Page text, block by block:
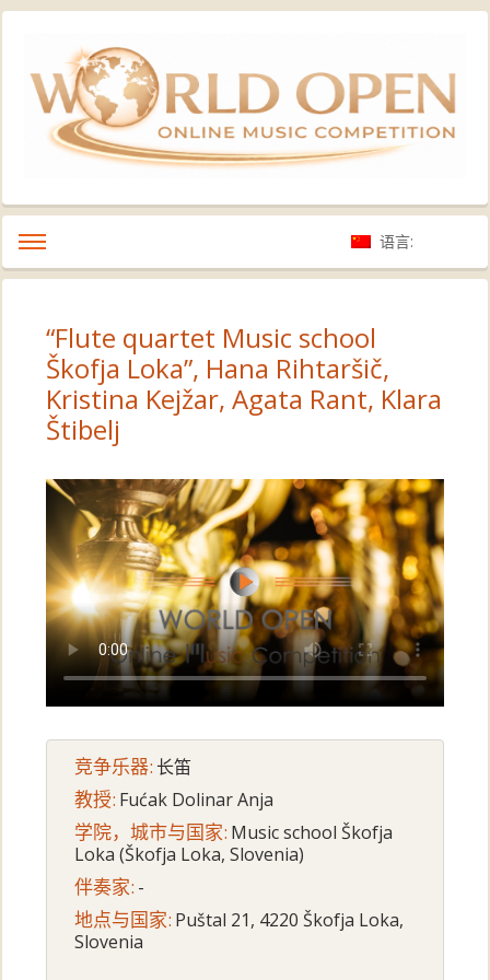
语言:
“Flute quartet Music school
Škofja Loka”, Hana Rihtaršič,
Kristina Kejžar, Agata Rant, Klara
Štibelj
竞争乐器: 长笛
教授: Fućak Dolinar Anja
学院，城市与国家: Music school Škofja
Loka (Škofja Loka, Slovenia)
伴奏家: -
地点与国家: Puštal 21, 4220 Škofja Loka,
Slovenia